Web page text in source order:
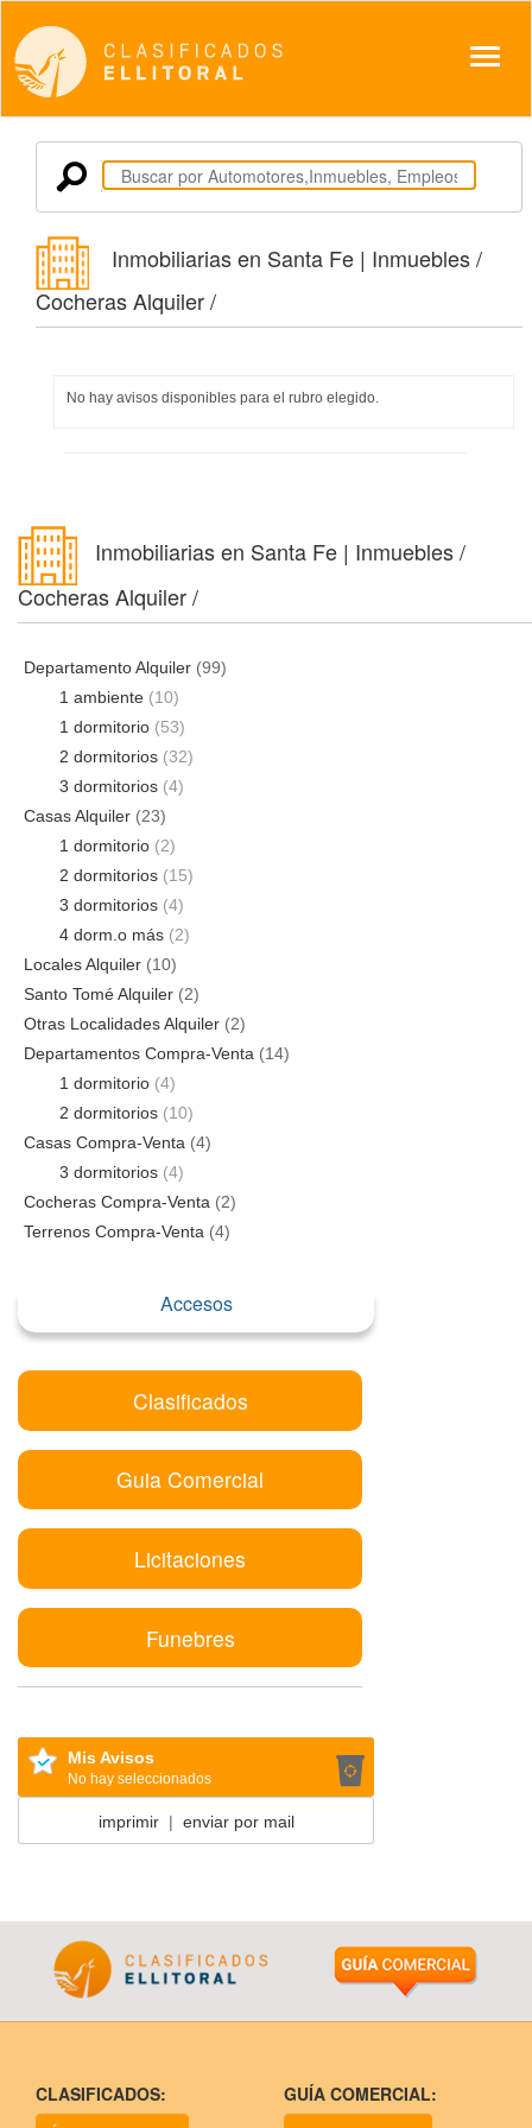
Inmobiliarias en Santa Fe | Inmuebles /
Cocheras Alquiler /
No hay avisos disponibles para el rubro elegido.
Inmobiliarias en Santa Fe | Inmuebles /
Cocheras Alquiler /
Departamento Alquiler (99)
1 ambiente (10)
1 dormitorio (53)
2 dormitorios (32)
3 dormitorios (4)
Casas Alquiler (23)
1 dormitorio (2)
2 dormitorios (15)
3 dormitorios (4)
4 dorm.o más (2)
Locales Alquiler (10)
Santo Tomé Alquiler (2)
Otras Localidades Alquiler (2)
Departamentos Compra-Venta (14)
1 dormitorio (4)
2 dormitorios (10)
Casas Compra-Venta (4)
3 dormitorios (4)
Cocheras Compra-Venta (2)
Terrenos Compra-Venta (4)
Accesos
Clasificados
Guia Comercial
Licitaciones
Funebres
Mis Avisos
No hay seleccionados
imprimir| enviar por mail
CLASIFICADOS:
GUÍA COMERCIAL: